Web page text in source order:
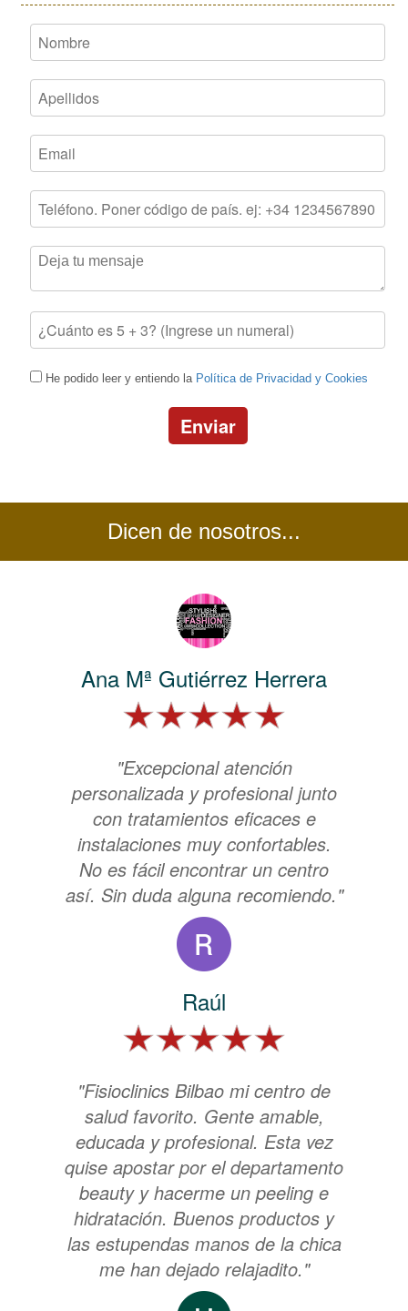
He podido leer y entiendo la Política de Privacidad y Cookies
Enviar
Dicen de nosotros...
Ana Mª Gutiérrez Herrera
"Excepcional atención
personalizada y profesional junto
con tratamientos eficaces e
instalaciones muy confortables.
No es fácil encontrar un centro
así. Sin duda alguna recomiendo."
Raúl
"Fisioclinics Bilbao mi centro de
salud favorito. Gente amable,
educada y profesional. Esta vez
quise apostar por el departamento
beauty y hacerme un peeling e
hidratación. Buenos productos y
las estupendas manos de la chica
me han dejado relajadito."